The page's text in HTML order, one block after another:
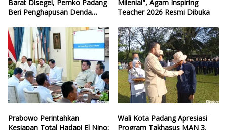
Barat Disegel, Pemko Padang
Beri Penghapusan Denda
Milenial", Agam Inspiring
Teacher 2026 Resmi Dibuka
Prabowo Perintahkan
Kesiapan Total Hadapi El Nino:
Wali Kota Padang Apresiasi
Program Takhasus MAN 3,